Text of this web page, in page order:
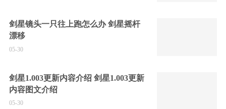
剑星镜头一只往上跑怎么办 剑星摇杆
漂移
05-30
剑星1.003更新内容介绍 剑星1.003更新
内容图文介绍
05-30